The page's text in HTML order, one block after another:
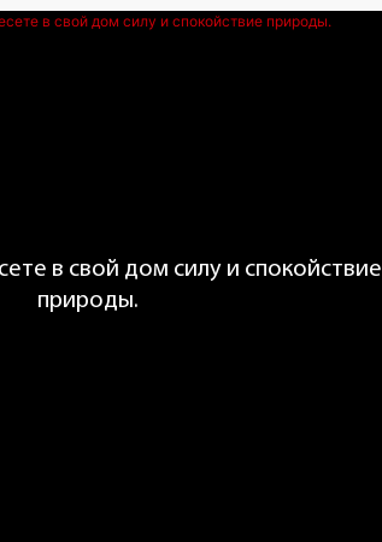
в свой дом силу и спокойствие
природы.